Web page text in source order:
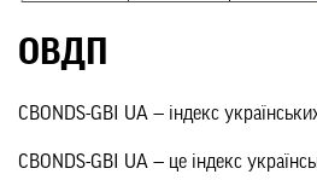
ОВДП
CBONDS-GBI UA — індекс
CBONDS-GBI UA — це індекс